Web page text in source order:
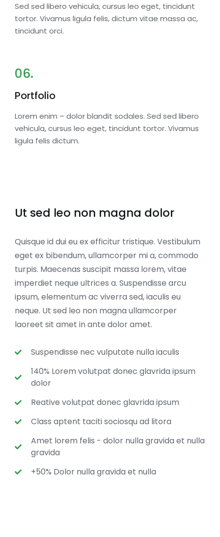
Sed sed libero vehicula, cursus leo eget, tincidunt
tortor. Vivamus ligula felis, dictum vitae massa ac,
tincidunt orci.
06.
Portfolio
Lorem enim – dolor blandit sodales. Sed sed libero
vehicula, cursus leo eget, tincidunt tortor. Vivamus
ligula felis dictum.
Ut sed leo non magna dolor
Quisque id dui eu ex efficitur tristique. Vestibulum
eget ex bibendum, ullamcorper mi a, commodo
turpis. Maecenas suscipit massa lorem, vitae
imperdiet neque ultrices a. Suspendisse arcu
ipsum, elementum ac viverra sed, iaculis eu
neque. Ut sed leo non magna ullamcorper
laoreet sit amet in ante dolor amet.
Suspendisse nec vulputate nulla iaculis
140% Lorem volutpat donec glavrida ipsum
dolor
Reative volutpat donec glavrida ipsum
Class aptent taciti sociosqu ad litora
Amet lorem felis - dolor nulla gravida et nulla
gravida
+50% Dolor nulla gravida et nulla